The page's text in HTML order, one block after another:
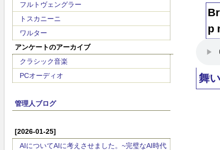
フルトヴェングラー
トスカニーニ
ワルター
アンケートのアーカイブ
クラシック音楽
PCオーディオ
管理人ブログ
[2026-01-25]
AIについてAIに考えさせました。~完璧なAI時代
p
舞